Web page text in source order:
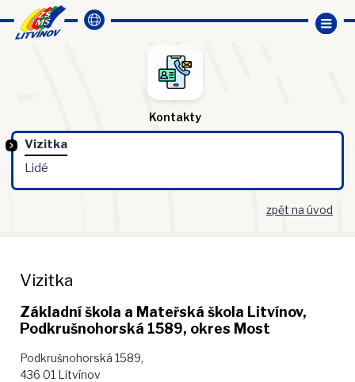
Kontakty
Vizitka
Lidé
zpět na úvod
Vizitka
Základní škola a Mateřská škola Litvínov,
Podkrušnohorská 1589, okres Most
Podkrušnohorská 1589,
436 01 Litvínov